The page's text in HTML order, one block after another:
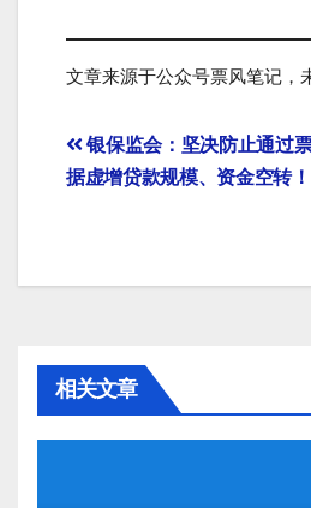
文章来源于公众号票风笔记，
文
章
银保监会：坚决防止通过
据虚增贷款规模、资金空转！
相关文章